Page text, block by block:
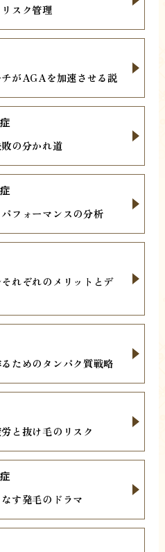
スク管理
がAGAを加速させる説
の分かれ道
フォーマンスの分析
れぞれのメリットとデ
ためのタンパク質戦略
と抜け毛のリスク
す発毛のドラマ